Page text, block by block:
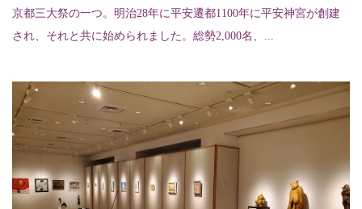
京都三大祭の一つ。明治28年に平安遷都1100年に平安神宮が創建
され、それと共に始められました。総勢2,000名、...